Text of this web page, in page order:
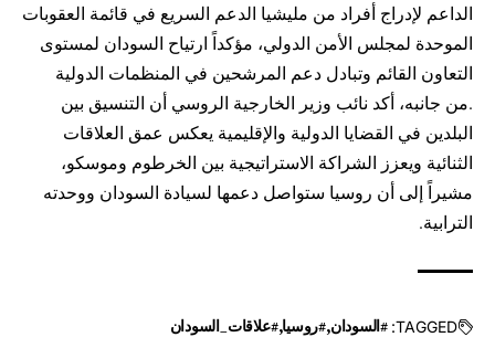
الداعم لإدراج أفراد من مليشيا الدعم السريع في قائمة العقوبات
الموحدة لمجلس الأمن الدولي، مؤكداً ارتياح السودان لمستوى
التعاون القائم وتبادل دعم المرشحين في المنظمات الدولية
.من جانبه، أكد نائب وزير الخارجية الروسي أن التنسيق بين
البلدين في القضايا الدولية والإقليمية يعكس عمق العلاقات
الثنائية ويعزز الشراكة الاستراتيجية بين الخرطوم وموسكو،
مشيراً إلى أن روسيا ستواصل دعمها لسيادة السودان ووحدته
الترابية.
TAGGED: #السودان #روسيا #علاقات_السودان